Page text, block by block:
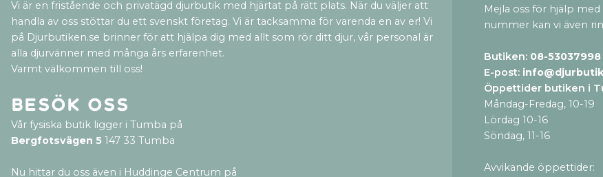
Vi är en fristående och privatägd djurbutik med hjärtat på rätt plats. När du väljer att
handla av oss stöttar du ett svenskt företag. Vi är tacksamma för varenda en av er! Vi
på Djurbutiken.se brinner för att hjälpa dig med allt som rör ditt djur, vår personal är
alla djurvänner med många års erfarenhet.
Varmt välkommen till oss!
Besök oss
Vår fysiska butik ligger i Tumba på
Bergfotsvägen 5 147 33 Tumba
Nu hittar du oss även i Huddinge Centrum på
Mejla oss för hjälp
nummer kan vi även
Butiken: 08-53037998
E-post:
Öppettider butiken i
Måndag-Fredag, 10-19
Lördag 10-16
Söndag, 11-16
Avvikande öppettider: